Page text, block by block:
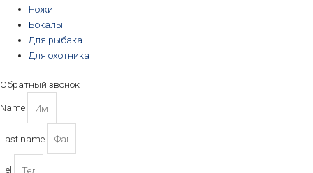
Ножи
Бокалы
Для рыбака
Для охотника
Обратный звонок
Name
Last name
Tel